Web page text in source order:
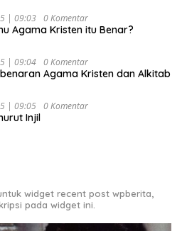
| 09:03 0 Komentar
Agama Kristen itu Benar?
| 09:04 0 Komentar
Agama Kristen dan Alkitab
| 09:05 0 Komentar
Injil
widget recent post wpberita,
pada widget ini.